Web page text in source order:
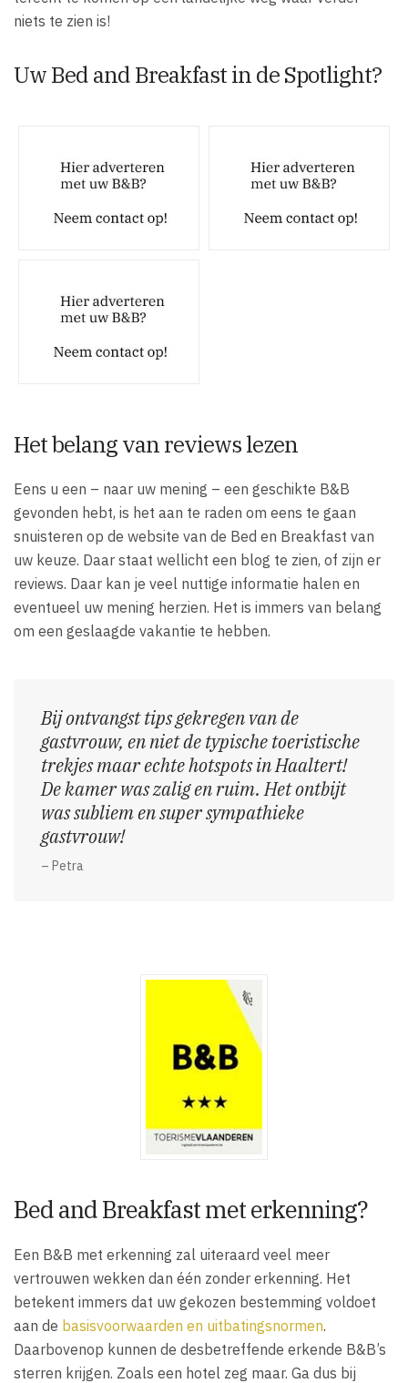
niets te zien is!
Uw Bed and Breakfast in de Spotlight?
Het belang van reviews lezen
Eens u een – naar uw mening – een geschikte B&B
gevonden hebt, is het aan te raden om eens te gaan
snuisteren op de website van de Bed en Breakfast van
uw keuze. Daar staat wellicht een blog te zien, of zijn er
reviews. Daar kan je veel nuttige informatie halen en
eventueel uw mening herzien. Het is immers van belang
om een geslaagde vakantie te hebben.
Bij ontvangst tips gekregen van de
gastvrouw, en niet de typische toeristische
trekjes maar echte hotspots in Haaltert!
De kamer was zalig en ruim. Het ontbijt
was subliem en super sympathieke
gastvrouw!
– Petra
Bed and Breakfast met erkenning?
Een B&B met erkenning zal uiteraard veel meer
vertrouwen wekken dan één zonder erkenning. Het
betekent immers dat uw gekozen bestemming voldoet
aan de basisvoorwaarden en uitbatingsnormen.
Daarbovenop kunnen de desbetreffende erkende B&B’s
sterren krijgen. Zoals een hotel zeg maar. Ga dus bij